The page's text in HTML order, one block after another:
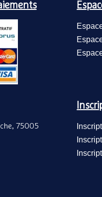
75005